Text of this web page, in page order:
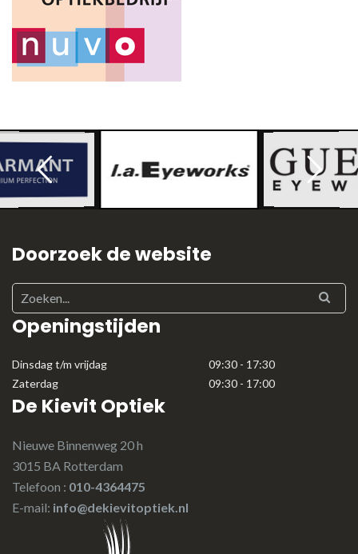
Doorzoek de website
Openingstijden
Dinsdag t/m vrijdag
09:30 - 17:30
Zaterdag
09:30 - 17:00
De Kievit Optiek
Nieuwe Binnenweg 20 h
3015 BA Rotterdam
Telefoon : 010-4364475
E-mail: info@dekievitoptiek.nl